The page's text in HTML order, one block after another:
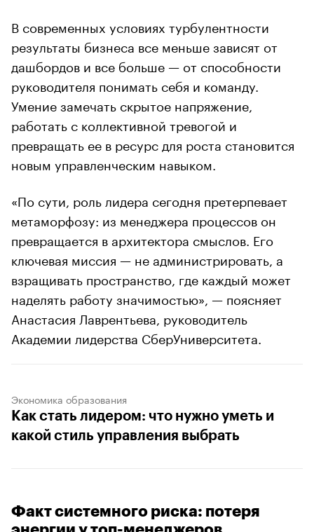
В современных условиях турбулентности
результаты бизнеса все меньше зависят от
дашбордов и все больше — от способности
руководителя понимать себя и команду.
Умение замечать скрытое напряжение,
работать с коллективной тревогой и
превращать ее в ресурс для роста становится
новым управленческим навыком.
«По сути, роль лидера сегодня претерпевает
метаморфозу: из менеджера процессов он
превращается в архитектора смыслов. Его
ключевая миссия — не администрировать, а
взращивать пространство, где каждый может
наделять работу значимостью», — поясняет
Анастасия Лаврентьева, руководитель
Академии лидерства СберУниверситета.
Экономика образования
Как стать лидером: что нужно уметь и
какой стиль управления выбрать
Факт системного риска: потеря